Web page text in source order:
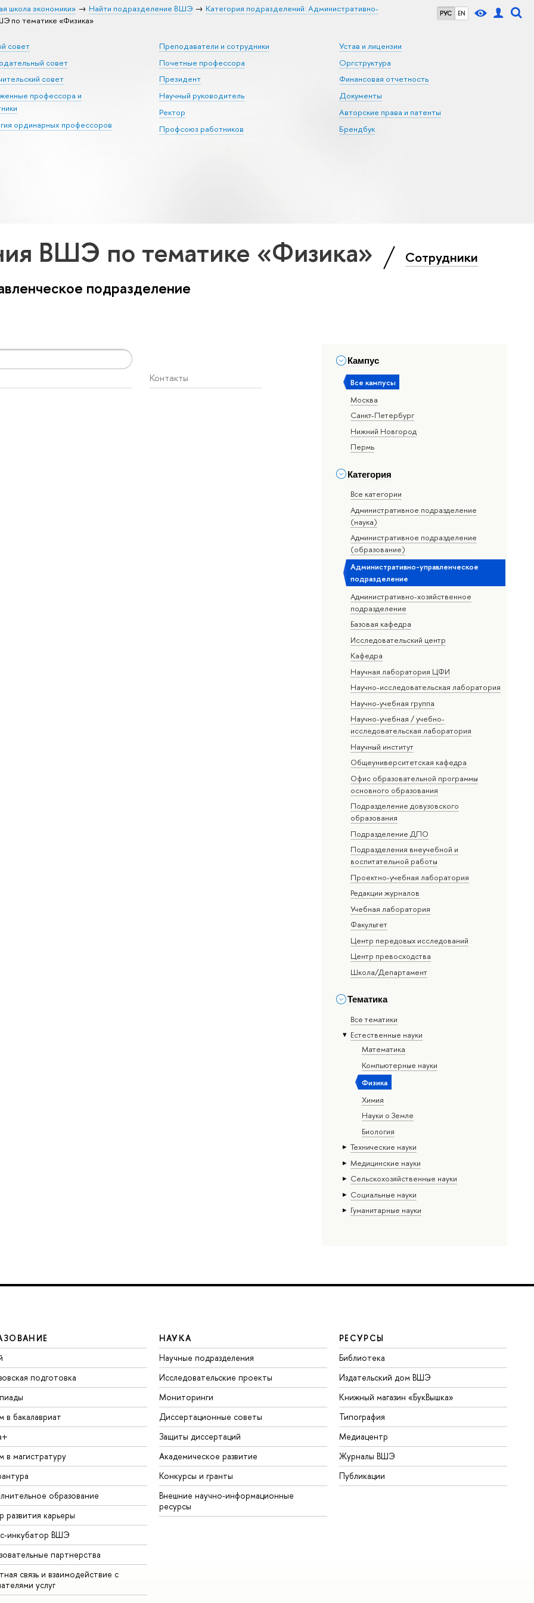
РУС EN
школа экономики» Найти подразделение ВШЭ
Категория подразделений: Административно-
по тематике «Физика»
совет
совет
совет
профессора и
ординарных профессоров
Преподаватели и сотрудники
Почетные профессора
Президент
Научный руководитель
Ректор
Профсоюз работников
Устав и лицензии
Оргструктура
Финансовая отчетность
Документы
Авторские права и патенты
Брендбук
ВШЭ по тематике «Физика» Сотрудники
подразделение
Кампус
Все кампусы
Москва
Санкт-Петербург
Нижний Новгород
Пермь
Категория
Все категории
Административное подразделение
(наука)
Административное подразделение
(образование)
Административно-управленческое
подразделение
Административно-хозяйственное
подразделение
Базовая кафедра
Исследовательский центр
Кафедра
Научная лаборатория ЦФИ
Научно-исследовательская лаборатория
Научно-учебная группа
Научно-учебная / учебно-
исследовательская лаборатория
Научный институт
Общеуниверситетская кафедра
Офис образовательной программы
основного образования
Подразделение довузовского
образования
Подразделение ДПО
Подразделения внеучебной и
воспитательной работы
Проектно-учебная лаборатория
Редакции журналов
Учебная лаборатория
Факультет
Центр передовых исследований
Центр превосходства
Школа/Департамент
Тематика
Все тематики
Естественные науки
Математика
Компьютерные науки
Физика
Химия
Науки о Земле
Биология
Тех­ничес­кие науки
Медицинские науки
Сельскохозяйственные науки
Социальные науки
Гуманитарные науки
Контакты
подготовка
в бакалавриат
в магистратуру
образование
развития карьеры
инкубатор ВШЭ
партнерства
связь и взаимодействие с
услуг
НАУКА
Научные подразделения
Исследовательские проекты
Мониторинги
Диссертационные советы
Защиты диссертаций
Академическое развитие
Конкурсы и гранты
Внешние научно-информационные
ресурсы
РЕСУРСЫ
Библиотека
Издательский дом ВШЭ
Книжный магазин «БукВышка»
Типография
Медиацентр
Журналы ВШЭ
Публикации